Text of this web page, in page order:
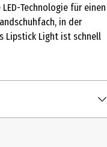
Technologie für einen
in der
Lipstick Light ist schnell